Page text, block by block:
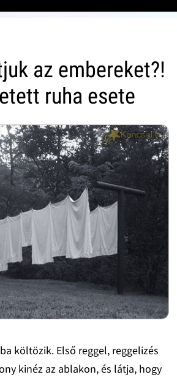
az embereket?!
ruha esete
költözik. Első reggel, reggelizés
kinéz az ablakon, és látja, hogy